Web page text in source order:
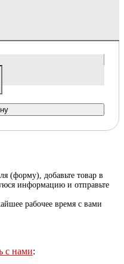
(форму), добавьте товар в
информацию и отправьте
рабочее время с вами
с нами: